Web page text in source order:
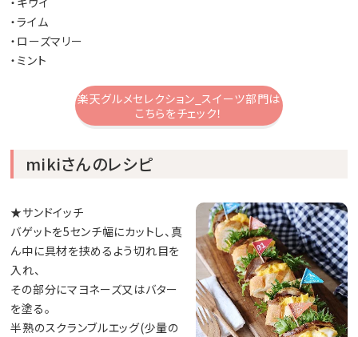
・ライム
・ローズマリー
・ミント
楽天グルメセレクション_スイーツ部門は
こちらをチェック！
mikiさんのレシピ
★サンドイッチ
バゲットを5センチ幅にカットし、真
ん中に具材を挟めるよう切れ目を
入れ、
その部分にマヨネーズ又はバター
を塗る。
半熟のスクランブルエッグ(少量の